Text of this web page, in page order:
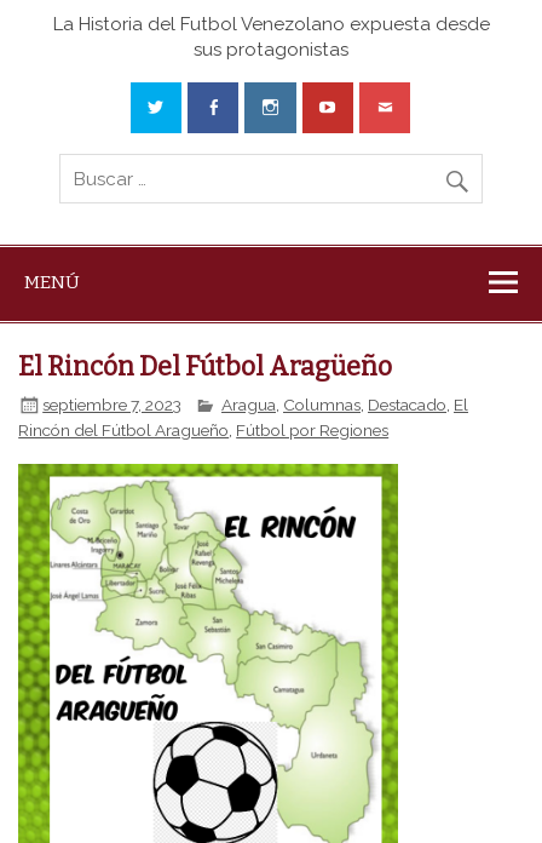
Venezuela
La Historia del Futbol Venezolano expuesta desde
sus protagonistas
MENÚ
El Rincón Del Fútbol Aragüeño
septiembre 7, 2023 Aragua Columnas Destacado El
Rincón del Fútbol Aragueño, Fútbol por Regiones